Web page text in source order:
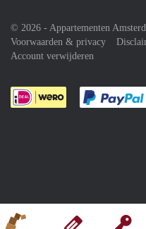
© 2026 - Appartementen
Voorwaarden & privacy
Account verwijderen